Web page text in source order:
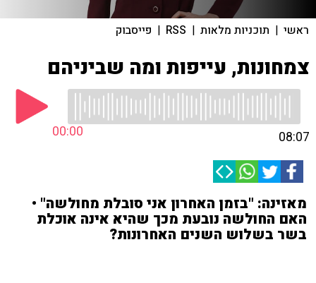
ראשי | תוכניות מלאות |
RSS
| פייסבוק
צמחונות, עייפות ומה שביניהם
00:00 08:07
מאזינה: "בזמן האחרון אני סובלת מחולשה" •
האם החולשה נובעת מכך שהיא אינה אוכלת
בשר בשלוש השנים האחרונות?